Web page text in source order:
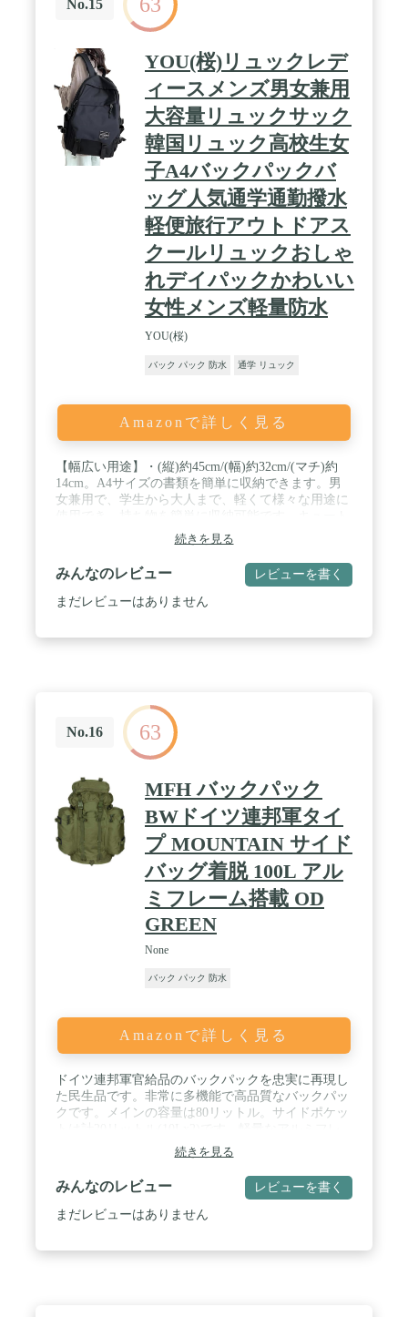
No.15
YOU(桜)リュックレデ
ィースメンズ男女兼用
大容量リュックサック
韓国リュック高校生女
子A4バックパックバ
ッグ人気通学通勤撥水
軽便旅行アウトドアス
クールリュックおしゃ
れデイパックかわいい
女性メンズ軽量防水
YOU(桜)
バック パック 防水 通学 リュック
Amazonで詳しく見る
【幅広い用途】・(縦)約45cm/(幅)約32cm/(マチ)約
14cm。A4サイズの書類を簡単に収納できます。男
女兼用で、学生から大人まで、軽くて様々な用途に
でスタイリッシュな外観と実用性により、通学、通
勤、旅行、キャンプなどに最適です。 / 細部までこ
だわったデザイン】快適な取っ手は、幅広くしたデ
ザインを採用しており、提げバッグとしても使用可
能になります。吊り下げ用グラブループを搭載する
ンを使用しており、効果的に中身を保護することが
できます。軽くて耐久性に抜群で、異臭がしませ
ん。金属製の滑りやすいファスナーはしっかりして
おり、軽量で毎日安全にお使いいただけます。ショ
ルダーストラップとポケットの縫い目は、補強され
ており、バックパックの耐久性が向上しています。
/ 【シンプルでスタイリッシュなデザイン】通勤・
通学や旅行などに使える大容量の韓国式リュックサ
ックです。シンプルなデザインがコーディネートし
やすく、男子も女子も、大学生から高校生や中学
生、どなたにも適用し、どんな場面でもご使用いた
だけます。荷物を持ち運ぶためのアイテムだけでは
なく、流行りのファッションアイテムでもありま
す。 / 【ご注意】付属のカエルチャームについて、
保証】商品は万が一不具合があった場合やご満足い
合は迅速に交換・返品させていただきます。
続きを見る
みんなのレビュー レビューを書く
まだレビューはありません
No.16 63
MFH バックパック
BWドイツ連邦軍タイ
プ MOUNTAIN サイド
バッグ着脱 100L アル
ミフレーム搭載 OD
GREEN
None
バック パック 防水
Amazonで詳しく見る
ドイツ連邦軍官給品のバックパックを忠実に再現し
た民生品です。非常に多機能で高品質なバックパッ
クです。メインの容量は80リットル。サイドポケッ
ームを搭載しており非常に頑強に作られたミルスペ
ック品です。 / メインコンパートメントは2本の圧
縮ストラップが付属しカバー付きです。カバー付き
サイドポケットはファスナーで取り外し可能で、裏
側にショルダーストラップが付いており二つのサイ
続きを見る
みんなのレビュー レビューを書く
まだレビューはありません